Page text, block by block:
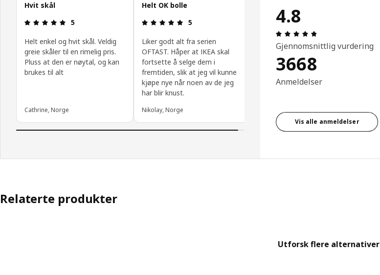
Hvit skål
Produktomtale: 5 ingen kundevurdering 5 stjerner.
5
Helt enkel og hvit skål. Veldig
greie skåler til en rimelig pris.
Pluss at den er nøytal, og kan
brukes til alt
Cathrine, Norge
Helt OK bolle
Produktomtale: 5 ingen kundevurdering 5 stjerner.
5
Liker godt alt fra serien
OFTAST. Håper at IKEA skal
fortsette å selge dem i
fremtiden, slik at jeg vil kunne
kjøpe nye når noen av de jeg
har blir knust.
Nikolay, Norge
4.8
Gjennomsnittlig vurdering
3668
Anmeldelser
Vis alle anmeldelser
Relaterte produkter
Utforsk flere alternativer